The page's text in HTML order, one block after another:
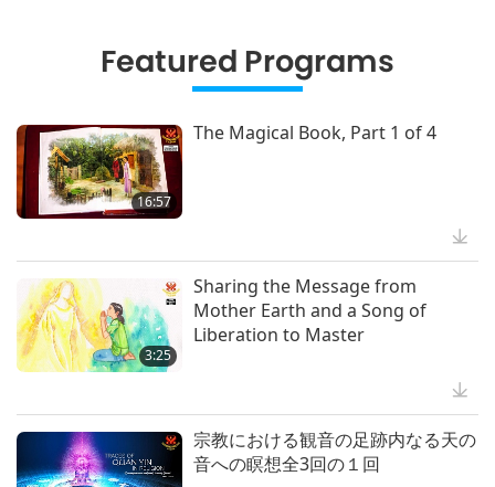
23:47
忙しい人のためのビーガン エアフ
カリ ビーガンベーコン巻き 香ばし
ビーガン料理番組
33:51
Climate Change Vulnerability
Around the World, Part 15 of a
Multi-part Series
プラネットアース：愛のわが家
1:43
アウトドアを愛する皆さんに 敬愛
するスプリームマスター チンハイ
(ビーガン)からの 便利なヒントを喜
んで お伝えします：
便利なヒント
3:58
ラビングハット・コトヌー は多く
の市民の心を掴み その多くが ビー
ガンになりました
心の声
Featured Programs
16:57
The Magical Book, Part 1 of 4
3:25
Sharing the Message from
Mother Earth and a Song of
Liberation to Master
宗教における観音の足跡内なる天の
音への瞑想全3回の１回